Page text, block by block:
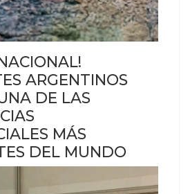
ARGENTINOS
DE LAS
MÁS
DEL MUNDO